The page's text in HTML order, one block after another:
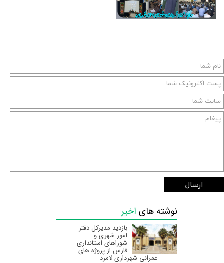
ارسال
نوشته های اخیر
بازدید مدیرکل دفتر
امور شهری و
شوراهای استانداری
فارس از پروژه های
عمرانی شهرداری لامرد